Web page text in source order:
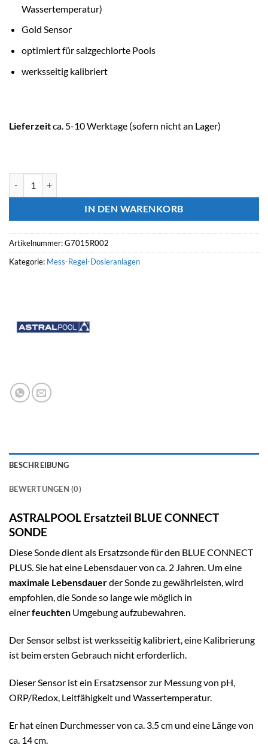
Wassertemperatur)
Gold Sensor
optimiert für salzgechlorte Pools
werksseitig kalibriert
Lieferzeitca. 5-10 Werktage (sofern nicht an Lager)
IN DEN WARENKORB
Artikelnummer:G7015R002
Kategorie: Mess-Regel-Dosieranlagen
BESCHREIBUNG
BEWERTUNGEN (0)
ASTRALPOOL Ersatzteil BLUE CONNECT
SONDE
Diese Sonde dient als Ersatzsonde für den BLUE CONNECT
PLUS. Sie hat eine Lebensdauer von ca. 2 Jahren. Um eine
maximale Lebensdauerder Sonde zu gewährleisten, wird
empfohlen, die Sonde so lange wie möglich in
einerfeuchten Umgebung aufzubewahren.
Der Sensor selbst ist werksseitig kalibriert, eine Kalibrierung
ist beim ersten Gebrauch nicht erforderlich.
Dieser Sensor ist ein Ersatzsensor zur Messung von pH,
ORP/Redox, Leitfähigkeit und Wassertemperatur.
Er hat einen Durchmesser von ca. 3.5 cm und eine Länge von
ca. 14 cm.